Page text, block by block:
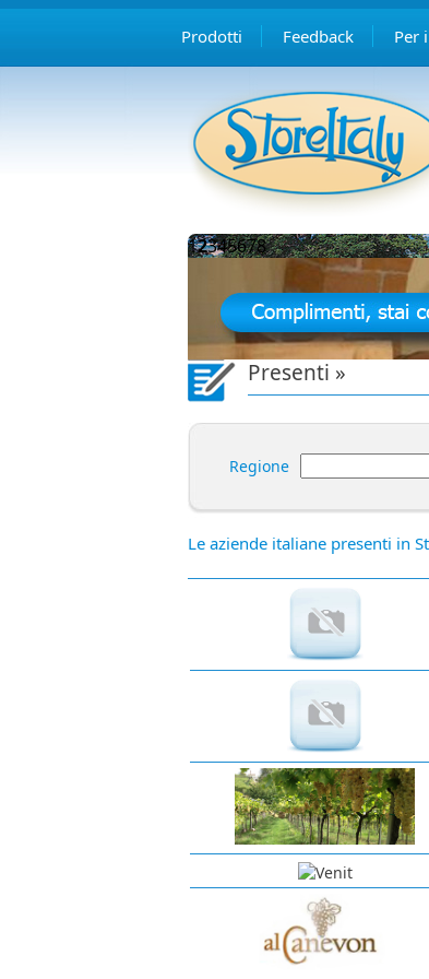
Prodotti Feedback Per
12345678
Presenti »
Regione
Le aziende italiane presenti in